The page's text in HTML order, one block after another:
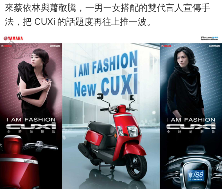
來蔡依林與蕭敬騰，一男一女搭配的雙代言人宣傳手
法，把 CUXi 的話題度再往上推一波。